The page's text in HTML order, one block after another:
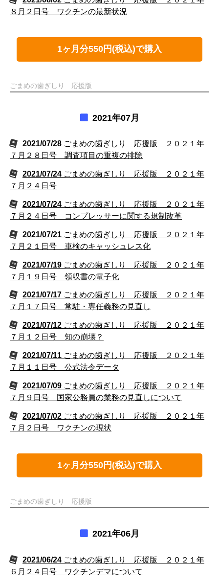
８月２日号 ワクチンの最新状況
1ヶ月分550円(税込)で購入
ごまめの歯ぎしり 応援版
2021年07月
2021/07/28 ごまめの歯ぎしり 応援版 ２０２１年
７月２８日号 調査項目の重複の排除
2021/07/24 ごまめの歯ぎしり 応援版 ２０２１年
７月２４日号
2021/07/24 ごまめの歯ぎしり 応援版 ２０２１年
７月２４日号 コンプレッサーに関する規制改革
2021/07/21 ごまめの歯ぎしり 応援版 ２０２１年
７月２１日号 車検のキャッシュレス化
2021/07/19 ごまめの歯ぎしり 応援版 ２０２１年
７月１９日号 領収書の電子化
2021/07/17 ごまめの歯ぎしり 応援版 ２０２１年
７月１７日号 常駐・専任義務の見直し
2021/07/12 ごまめの歯ぎしり 応援版 ２０２１年
７月１２日号 知の崩壊？
2021/07/11 ごまめの歯ぎしり 応援版 ２０２１年
７月１１日号 公式法令データ
2021/07/09 ごまめの歯ぎしり 応援版 ２０２１年
７月９日号 国家公務員の業務の見直しについて
2021/07/02 ごまめの歯ぎしり 応援版 ２０２１年
７月２日号 ワクチンの現状
1ヶ月分550円(税込)で購入
ごまめの歯ぎしり 応援版
2021年06月
2021/06/24 ごまめの歯ぎしり 応援版 ２０２１年
６月２４日号 ワクチンデマについて